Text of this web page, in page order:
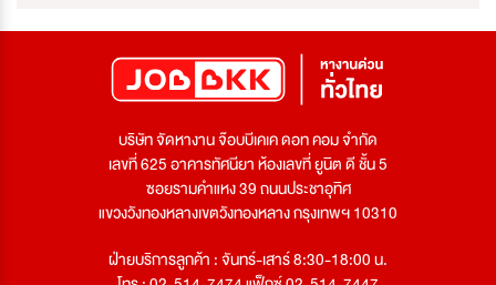
บริษัท จัดหางาน จ๊อบบีเคเค ดอท คอม จำกัด
เลขที่ 625 อาคารทัศนียา ห้องเลขที่ ยูนิต ดี ชั้น 5
ซอยรามคำแหง 39 ถนนประชาอุทิศ
แขวงวังทองหลางเขตวังทองหลาง กรุงเทพฯ 10310
ฝ่ายบริการลูกค้า : จันทร์-เสาร์ 8:30-18:00 น.